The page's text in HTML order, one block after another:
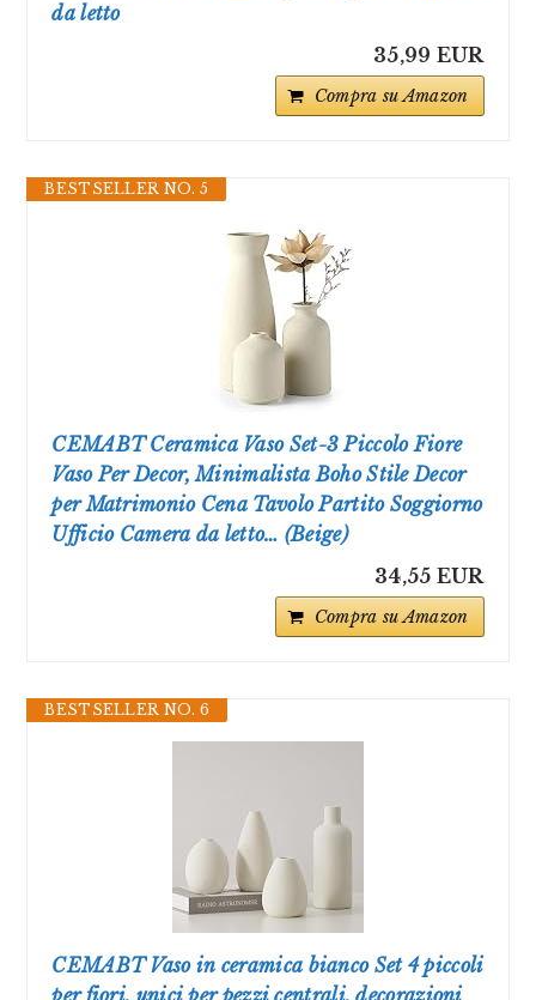
da letto
35,99 EUR
Compra su Amazon
BESTSELLER NO. 5
CEMABT Ceramica Vaso Set-3 Piccolo Fiore
Vaso Per Decor, Minimalista Boho Stile Decor
per Matrimonio Cena Tavolo Partito Soggiorno
Ufficio Camera da letto… (Beige)
34,55 EUR
Compra su Amazon
BESTSELLER NO. 6
CEMABT Vaso in ceramica bianco Set 4 piccoli